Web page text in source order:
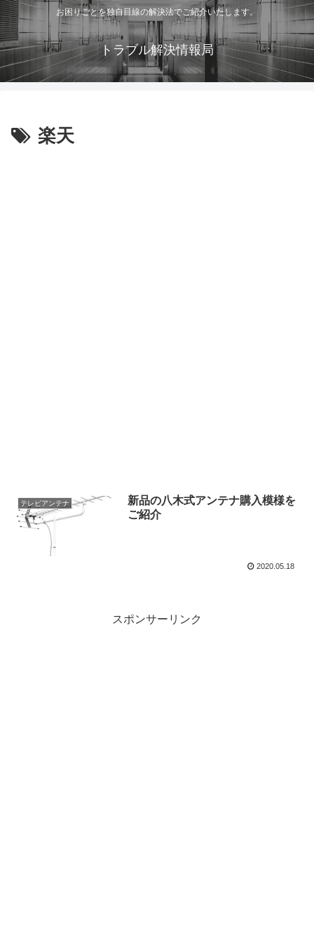
お困りごとを独自目線の解決法でご紹介いたします。
トラブル解決情報局
楽天
テレビアンテナ
新品の八木式アンテナ購入模様を
ご紹介
2020.05.18
スポンサーリンク